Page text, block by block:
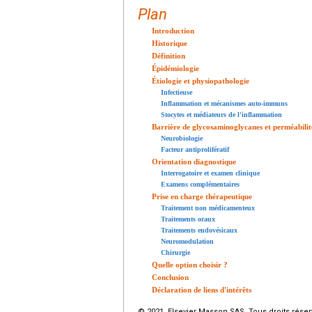
Plan
Introduction
Historique
Définition
Épidémiologie
Étiologie et physiopathologie
Infectieuse
Inflammation et mécanismes auto-immuns
Stocytes et médiateurs de l'inflammation
Barrière de glycosaminoglycanes et
Neurobiologie
Facteur antiprolifératif
Orientation diagnostique
Interrogatoire et examen clinique
Examens complémentaires
Prise en charge thérapeutique
Traitement non médicamenteux
Traitements oraux
Traitements endovésicaux
Neuromodulation
Chirurgie
Quelle option choisir ?
Conclusion
Déclaration de liens d'intérêts